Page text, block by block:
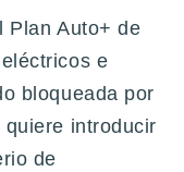
Plan Auto+ de
e
bloqueada por
introducir
de